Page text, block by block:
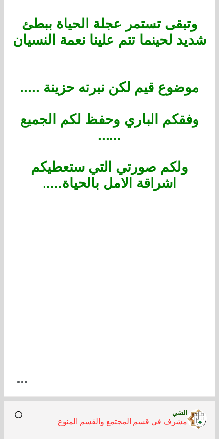
وتبقى تستمر عجلة الحياة ببطئ
شديد لحينما تتم علينا نعمة النسيان
موضوع قيم لكن نبرته حزينة .....
وفقكم الباري وحفظ لكم الجميع
......
ولكم صورتي التي ستعطيكم
اشراقة الامل بالحياة.....
التقي
مشرف في قسم المجتمع والقسم المنوع